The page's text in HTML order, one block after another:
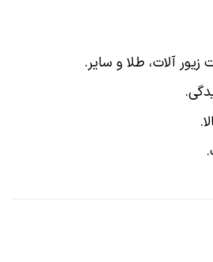
آلات، طلا و سایر.